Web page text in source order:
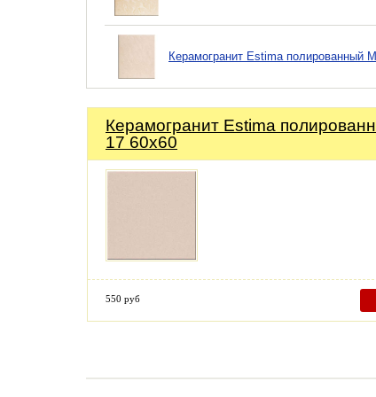
Керамогранит Estima полированный
Керамогранит Estima
17 60х60
550 руб